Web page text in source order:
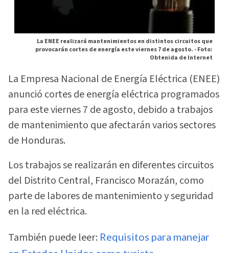
La ENEE realizará mantenimientos en distintos circuitos que
provocarán cortes de energía este viernes 7 de agosto. -Foto:
Obtenida de Internet
La Empresa Nacional de Energía Eléctrica (ENEE)
anunció cortes de energía eléctrica programados
para este viernes 7 de agosto, debido a trabajos
de mantenimiento que afectarán varios sectores
de Honduras.
Los trabajos se realizarán en diferentes circuitos
del Distrito Central, Francisco Morazán, como
parte de labores de mantenimiento y seguridad
en la red eléctrica.
También puede leer: Requisitos para manejar